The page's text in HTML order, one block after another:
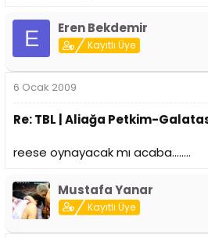
E Eren Bekdemir
Kayıtlı Üye
6 Ocak 2009
Re: TBL | Aliağa Petkim-
reese oynayacak mı acaba........
Mustafa Yanar
Kayıtlı Üye